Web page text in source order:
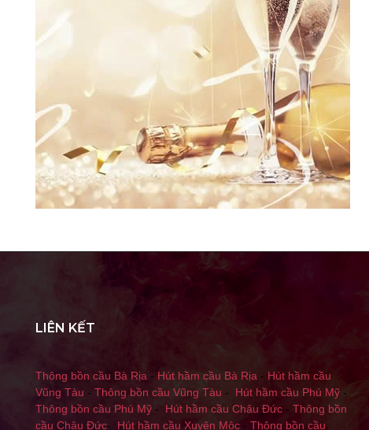
LIÊN KẾT
Thông bồn cầu Bà Rịa - Hút hầm cầu Bà Rịa - Hút hầm cầu
Vũng Tàu - Thông bồn cầu Vũng Tàu - Hút hầm cầu Phú Mỹ -
Thông bồn cầu Phú Mỹ - Hút hầm cầu Châu Đức - Thông bồn
cầu Châu Đức- Hút hầm cầu Xuyên Mộc - Thông bồn cầu